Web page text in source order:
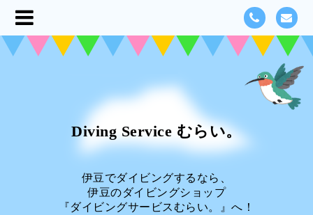
Diving Service むらい。
伊豆でダイビングするなら、
伊豆のダイビングショップ
『ダイビングサービスむらい。』へ！